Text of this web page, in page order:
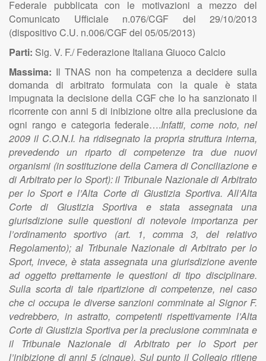
Federale pubblicata con le motivazioni a mezzo del
Comunicato Ufficiale n.076/CGF del 29/10/2013
(dispositivo C.U. n.006/CGF del 05/05/2013)
Parti: Sig. V. F./ Federazione Italiana Giuoco Calcio
Massima: Il TNAS non ha competenza a decidere sulla
domanda di arbitrato formulata con la quale è stata
impugnata la decisione della CGF che lo ha sanzionato il
ricorrente con anni 5 di inibizione oltre alla preclusione da
ogni rango e categoria federale….Infatti, come noto, nel
2009 il C.O.N.I. ha ridisegnato la propria struttura interna,
prevedendo un riparto di competenze tra due nuovi
organismi (in sostituzione della Camera di Conciliazione e
di Arbitrato per lo Sport): il Tribunale Nazionale di Arbitrato
per lo Sport e l’Alta Corte di Giustizia Sportiva. All’Alta
Corte di Giustizia Sportiva e stata assegnata una
giurisdizione sulle questioni di notevole importanza per
l’ordinamento sportivo (art. 1, comma 3, del relativo
Regolamento); al Tribunale Nazionale di Arbitrato per lo
Sport, invece, è stata assegnata una giurisdizione avente
ad oggetto prettamente le questioni di tipo disciplinare.
Sulla scorta di tale ripartizione di competenze, nel caso
che ci occupa le diverse sanzioni comminate al Signor F.
vedrebbero, in astratto, competenti rispettivamente l’Alta
Corte di Giustizia Sportiva per la preclusione comminata e
il Tribunale Nazionale di Arbitrato per lo Sport per
l’inibizione di anni 5 (cinque). Sul punto il Collegio ritiene